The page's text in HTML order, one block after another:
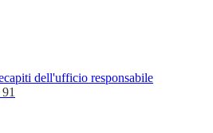
dell'ufficio responsabile
91